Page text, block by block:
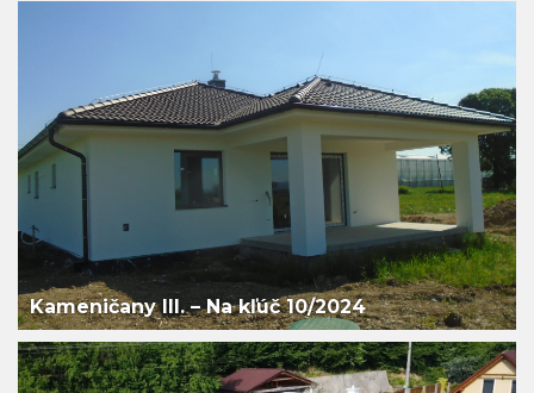
Kameničany III. – Na kľúč 10/2024